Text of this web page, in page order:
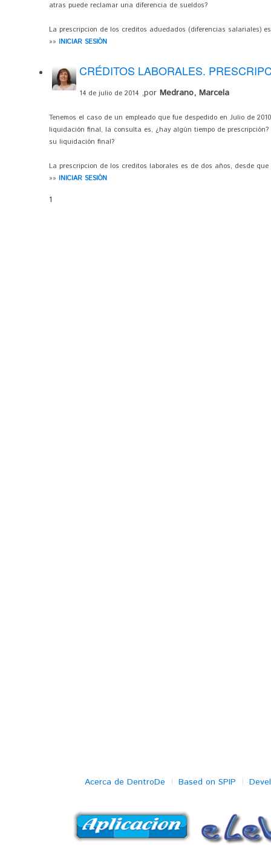
atras puede reclamar una diferencia de sueldos?
La prescripcion de los creditos aduedados (diferencias salariales)
»» INICIAR SESIÓN
CRÉDITOS LABORALES.
14 de julio de 2014 ,por Medrano, Marcela
Tenemos el caso de un empleado que fue despedido en Julio de
liquidación final, la consulta es, ¿hay algún tiempo de
su liquidación final?
La prescripcion de los creditos laborales es de dos años, desde
»» INICIAR SESIÓN
1
Acerca de DentroDe Based on SPIP